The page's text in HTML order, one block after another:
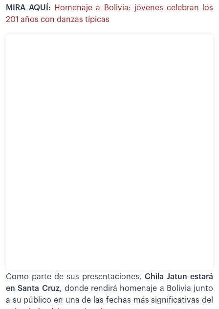
MIRA AQUÍ:
Homenaje a Bolivia: jóvenes celebran los
201 años con danzas típicas
Como parte de sus presentaciones, Chila Jatun estará
en Santa Cruz, donde rendirá homenaje a Bolivia junto
a su público en una de las fechas más significativas del